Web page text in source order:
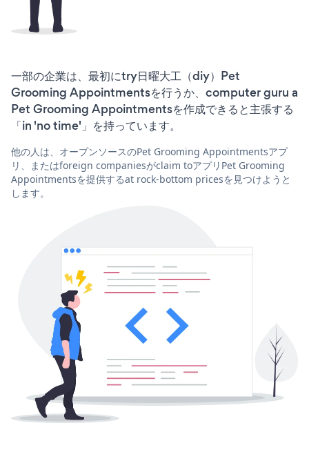
一部の企業は、最初にtry日曜大工（diy）Pet
Grooming Appointmentsを行うか、computer guru a
Pet Grooming Appointmentsを作成できると主張する
「in 'no time'」を持っています。
他の人は、オープンソースのPet Grooming Appointmentsアプ
リ、またはforeign companiesがclaim toアプリPet Grooming
Appointmentsを提供するat rock-bottom pricesを見つけようと
します。